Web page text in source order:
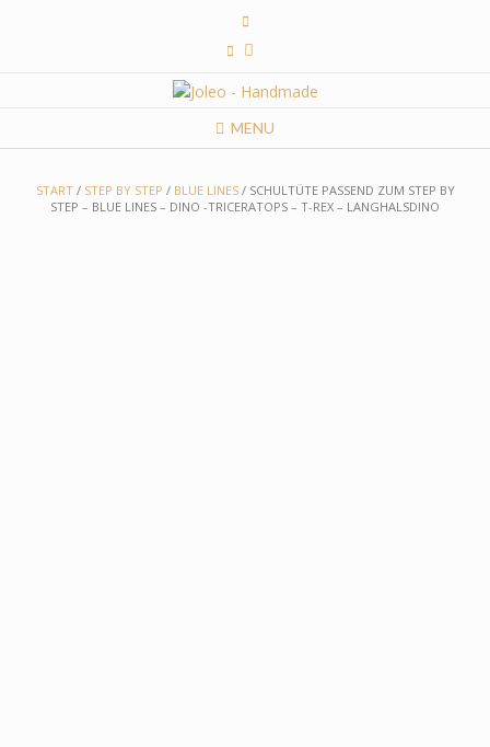
MENU
START/ STEP BY STEP / BLUE LINES/ SCHULTÜTE PASSEND ZUM STEP BY
STEP – BLUE LINES – DINO -TRICERATOPS – T-REX – LANGHALSDINO